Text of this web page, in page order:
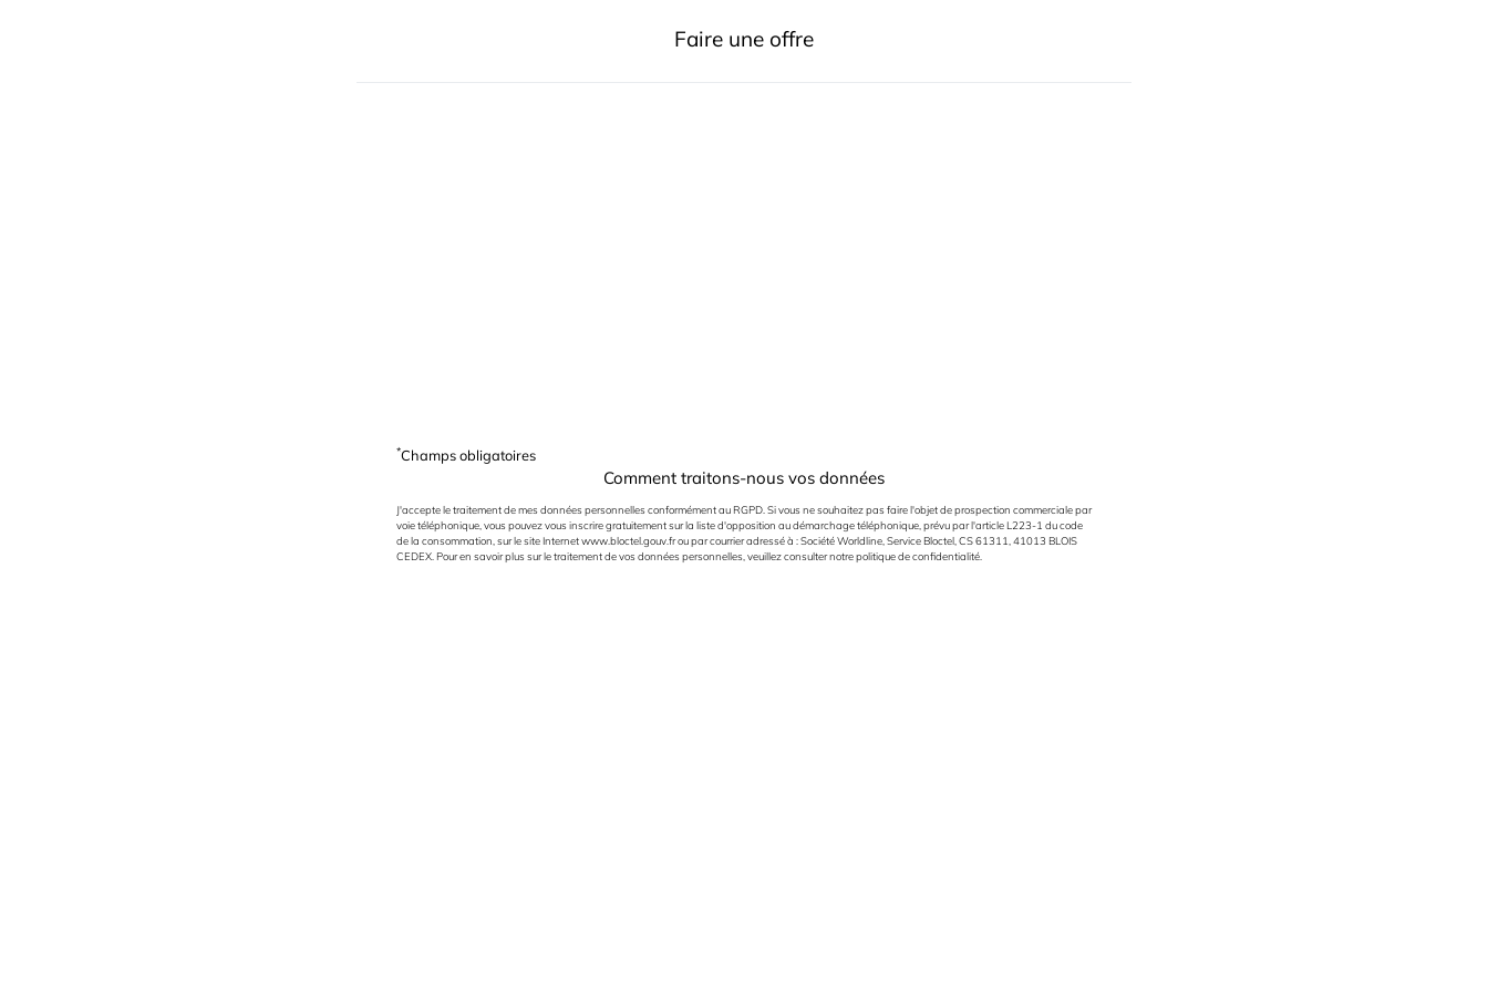
Faire une offre
*Champs obligatoires
Comment traitons-nous vos données
J'accepte le traitement de mes données personnelles conformément au RGPD. Si vous ne souhaitez pas faire l'objet de prospection commerciale par
voie téléphonique, vous pouvez vous inscrire gratuitement sur la liste d'opposition au démarchage téléphonique, prévu par l'article L223-1 du code
de la consommation, sur le site Internetwww.bloctel.gouv.frou par courrier adressé à : Société Worldline, Service Bloctel, CS 61311, 41013 BLOIS
CEDEX. Pour en savoir plus sur le traitement de vos données personnelles, veuillez consulter notre politique de confidentialité.